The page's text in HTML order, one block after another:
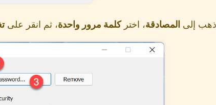
إلى المصادقة، اختركلمة مرور واحدة، ثم انقر على